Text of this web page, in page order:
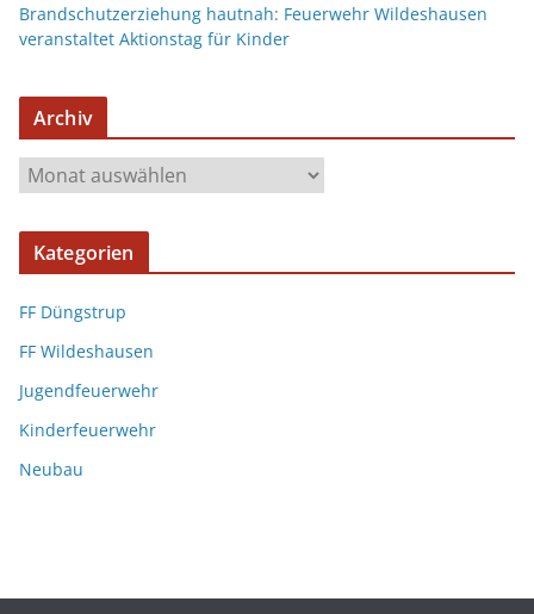
Brandschutzerziehung hautnah: Feuerwehr Wildeshausen
veranstaltet Aktionstag für Kinder
Archiv
Kategorien
FF Düngstrup
FF Wildeshausen
Jugendfeuerwehr
Kinderfeuerwehr
Neubau